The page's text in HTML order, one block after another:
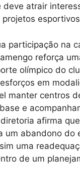
deve atrair
participação na
reforça
olímpico do
em
manter centros
e
afirma
um abandono do
uma
de um